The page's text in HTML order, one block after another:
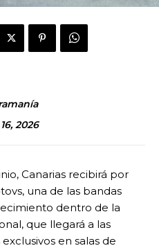
2026
Canarias recibirá por
una de las bandas
dentro de la
que llegará a las
en salas de